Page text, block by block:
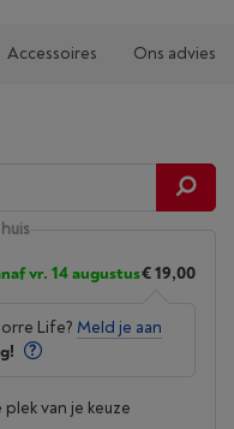
Accessoires Ons advies
vr. 14 augustus€ 19,00
Life? Meld je aan
van je keuze